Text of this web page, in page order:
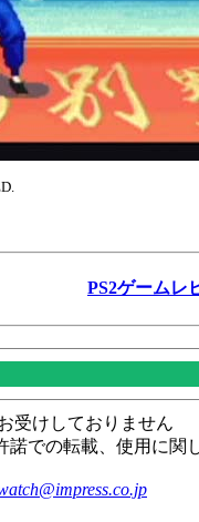
PS2ゲームレ
受けしておりません
諾での転載、使用に関